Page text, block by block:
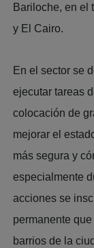
Bariloche, en el
y El Cairo.
En el sector se
ejecutar tareas
colocación de
mejorar el
más segura y
especialmente
acciones se
permanente
barrios de la